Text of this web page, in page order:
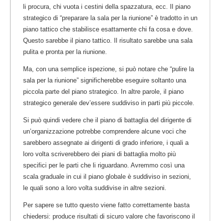
li procura, chi vuota i cestini della spazzatura, ecc. Il piano
strategico di “preparare la sala per la riunione” è tradotto in un
piano tattico che stabilisce esattamente chi fa cosa e dove.
Questo sarebbe il piano tattico. Il risultato sarebbe una sala
pulita e pronta per la riunione.
Ma, con una semplice ispezione, si può notare che “pulire la
sala per la riunione” significherebbe eseguire soltanto una
piccola parte del piano strategico. In altre parole, il piano
strategico generale dev’essere suddiviso in parti più piccole.
Si può quindi vedere che il piano di battaglia del dirigente di
un’organizzazione potrebbe comprendere alcune voci che
sarebbero assegnate ai dirigenti di grado inferiore, i quali a
loro volta scriverebbero dei piani di battaglia molto più
specifici per le parti che li riguardano. Avremmo così una
scala graduale in cui il piano globale è suddiviso in sezioni,
le quali sono a loro volta suddivise in altre sezioni.
Per sapere se tutto questo viene fatto correttamente basta
chiedersi: produce risultati di sicuro valore che favoriscono il